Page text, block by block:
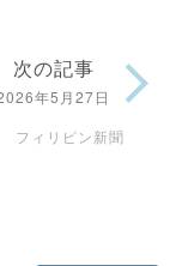
次の記事
年5月27日
フィリピン新聞